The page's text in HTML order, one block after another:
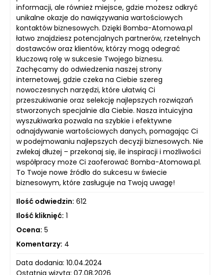
informacji, ale również miejsce, gdzie możesz odkryć
unikalne okazje do nawiązywania wartościowych
kontaktów biznesowych. Dzięki Bomba-Atomowa.pl
łatwo znajdziesz potencjalnych partnerów, rzetelnych
dostawców oraz klientów, którzy mogą odegrać
kluczową rolę w sukcesie Twojego biznesu.
Zachęcamy do odwiedzenia naszej strony
internetowej, gdzie czeka na Ciebie szereg
nowoczesnych narzędzi, które ułatwią Ci
przeszukiwanie oraz selekcję najlepszych rozwiązań
stworzonych specjalnie dla Ciebie. Nasza intuicyjna
wyszukiwarka pozwala na szybkie i efektywne
odnajdywanie wartościowych danych, pomagając Ci
w podejmowaniu najlepszych decyzji biznesowych. Nie
zwlekaj dłużej – przekonaj się, ile inspiracji i możliwości
współpracy może Ci zaoferować Bomba-Atomowa.pl.
To Twoje nowe źródło do sukcesu w świecie
biznesowym, które zasługuje na Twoją uwagę!
Ilość odwiedzin: 612
Ilość kliknięć: 1
Ocena: 5
Komentarzy: 4
Data dodania: 10.04.2024
Ostatnia wizyta: 07.08.2026